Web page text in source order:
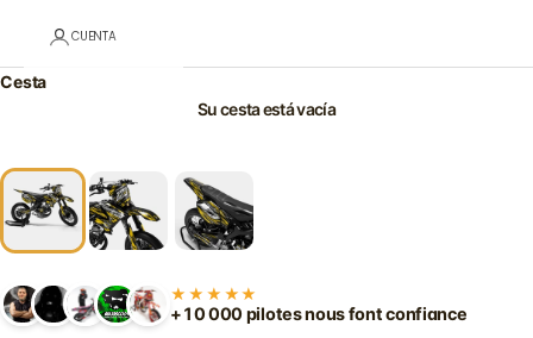
CUENTA
Cesta
Su cesta está vacía
★★★★★
+10 000 pilotes nous font confiance